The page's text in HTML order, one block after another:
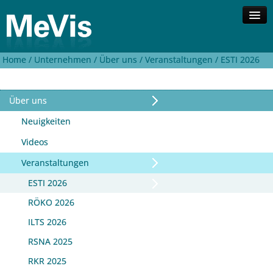
Kompetenzen
Lösungen
Investor Relations
Kontakt
Suche
English
Home / Unternehmen / Über uns / Veranstaltungen / ESTI 2026
Über uns
Neuigkeiten
Videos
Veranstaltungen
ESTI 2026
RÖKO 2026
ILTS 2026
RSNA 2025
RKR 2025